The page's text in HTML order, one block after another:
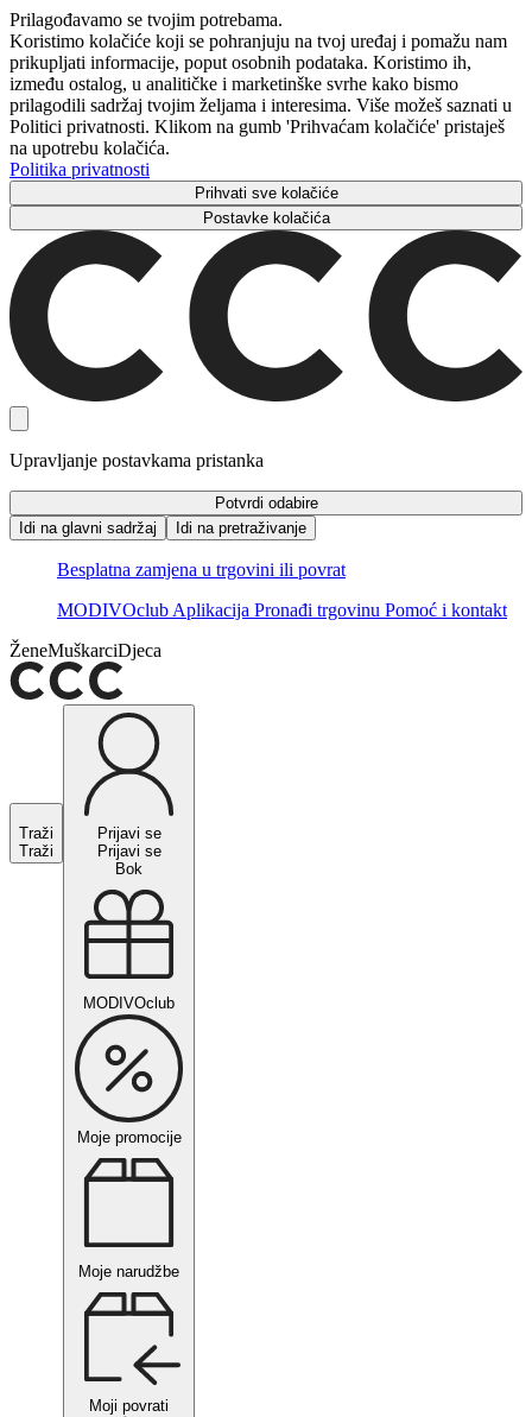
Prilagođavamo se tvojim potrebama.
Koristimo kolačiće koji se pohranjuju na tvoj uređaj i pomažu nam
prikupljati informacije, poput osobnih podataka. Koristimo ih,
između ostalog, u analitičke i marketinške svrhe kako bismo
prilagodili sadržaj tvojim željama i interesima. Više možeš saznati u
Politici privatnosti. Klikom na gumb 'Prihvaćam kolačiće' pristaješ
na upotrebu kolačića.
Politika privatnosti
Prihvati sve kolačiće
Postavke kolačića
Upravljanje postavkama pristanka
Potvrdi odabire
Idi na glavni sadržaj
Idi na pretraživanje
Besplatna zamjena u trgovini ili povrat
MODIVOclub Aplikacija Pronađi trgovinu Pomoć i kontakt
ŽeneMuškarciDjeca
Traži
Traži
Prijavi se
Prijavi se
Bok
MODIVOclub
Moje promocije
Moje narudžbe
Moji povrati